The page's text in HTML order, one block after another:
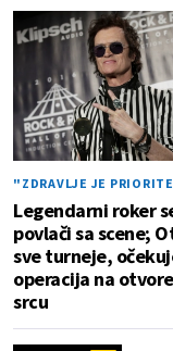
"ZDRAVLJE JE
Legendarni roker
povlači sa scene;
sve turneje,
operacija na
srcu